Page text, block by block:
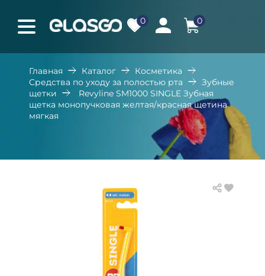
0 0
Главная Каталог
Косметика
Средства по уходу за полостью рта
Зубные
щетки
Revyline SM1000 SINGLE Зубная
щетка монопучковая желтая/красная щетина
мягкая